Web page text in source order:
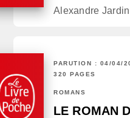
Alexandre Jardin
PARUTION : 04/04/
320 PAGES
ROMANS
LE ROMAN